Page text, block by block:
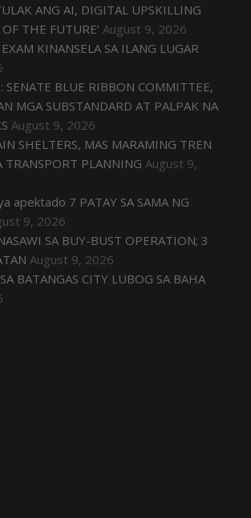
ANG AI, DIGITAL UPSKILLING
OF THE FUTURE’ August 9, 2026
KINANSELA SA ILANG LUGAR
SENATE BLUE RIBBON COMMITTEE,
MGA SUBSTANDARD AT PALPAK NA
August 9, 2026
SHELTERS, MAS MARAMING TREN
TRANSPORT PLANNING August 9,
apektado 7 PATAY SA SAMA NG
9, 2026
SA BUY-BUST OPERATION; 3
August 9, 2026
BATANGAS CITY LUBOG SA BAHA